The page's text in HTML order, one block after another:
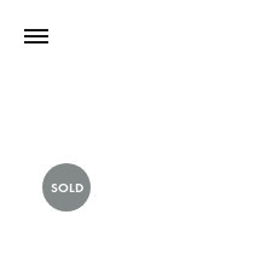
SOLD